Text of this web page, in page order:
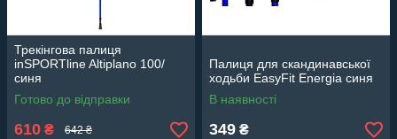
Трекінгова палиця
inSPORTline Altiplano 100/
синя
Готово до відправки
610 ₴ 642 ₴
Палиця для скандинавської
ходьби EasyFit Energia синя
В наявності
349 ₴